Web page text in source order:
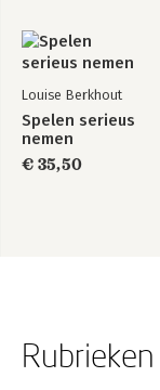
Louise Berkhout
Spelen serieus
nemen
€ 35,50
Rubrieken